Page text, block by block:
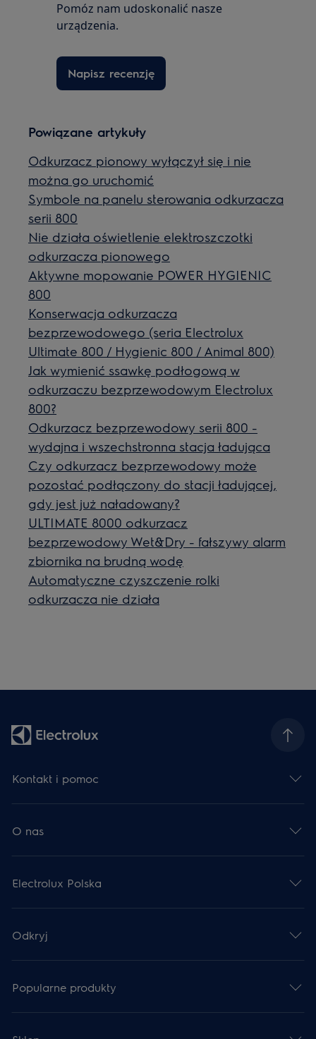
Pomóz nam udoskonalić nasze
urządzenia.
Napisz recenzję
Powiązane artykuły
Odkurzacz pionowy wyłączył się i nie
można go uruchomić
Symbole na panelu sterowania odkurzacza
serii 800
Nie działa oświetlenie elektroszczotki
odkurzacza pionowego
Aktywne mopowanie POWER HYGIENIC
800
Konserwacja odkurzacza
bezprzewodowego (seria Electrolux
Ultimate 800 / Hygienic 800 / Animal 800)
Jak wymienić ssawkę podłogową w
odkurzaczu bezprzewodowym Electrolux
800?
Odkurzacz bezprzewodowy serii 800 -
wydajna i wszechstronna stacja ładująca
Czy odkurzacz bezprzewodowy może
pozostać podłączony do stacji ładującej,
gdy jest już naładowany?
ULTIMATE 8000 odkurzacz
bezprzewodowy Wet&Dry - fałszywy alarm
zbiornika na brudną wodę
Automatyczne czyszczenie rolki
odkurzacza nie działa
Kontakt i pomoc
O nas
Electrolux Polska
Odkryj
Popularne produkty